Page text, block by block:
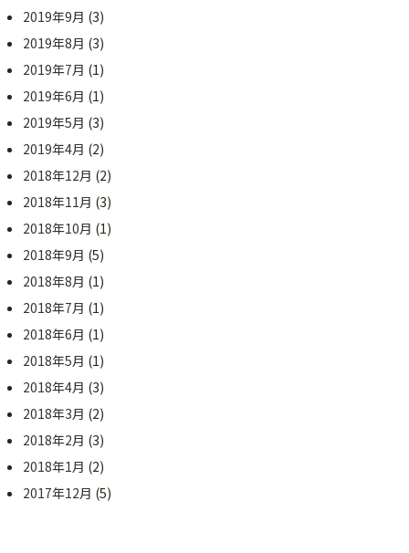
2019年9月 (3)
2019年8月 (3)
2019年7月 (1)
2019年6月 (1)
2019年5月 (3)
2019年4月 (2)
2018年12月 (2)
2018年11月 (3)
2018年10月 (1)
2018年9月 (5)
2018年8月 (1)
2018年7月 (1)
2018年6月 (1)
2018年5月 (1)
2018年4月 (3)
2018年3月 (2)
2018年2月 (3)
2018年1月 (2)
2017年12月 (5)